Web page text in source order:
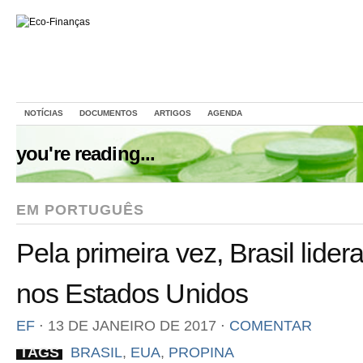
NOTÍCIAS DOCUMENTOS ARTIGOS AGENDA
you're reading...
EM PORTUGUÊS
Pela primeira vez, Brasil
nos Estados Unidos
EF ⋅ 13 DE JANEIRO DE 2017 ⋅ COMENTAR
TAGS
BRASIL, EUA, PROPINA